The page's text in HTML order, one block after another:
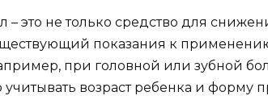
– это не только средство для
показания к
при головной или зубной
возраст ребенка и форму